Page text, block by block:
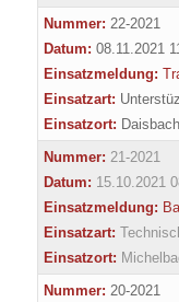
Nummer: 22-2021
Datum: 08.11.2021
Einsatzmeldung:
Einsatzart:
Einsatzort:
Nummer: 21-2021
Datum: 15.10.2021
Einsatzmeldung:
Einsatzart:
Einsatzort:
Nummer: 20-2021